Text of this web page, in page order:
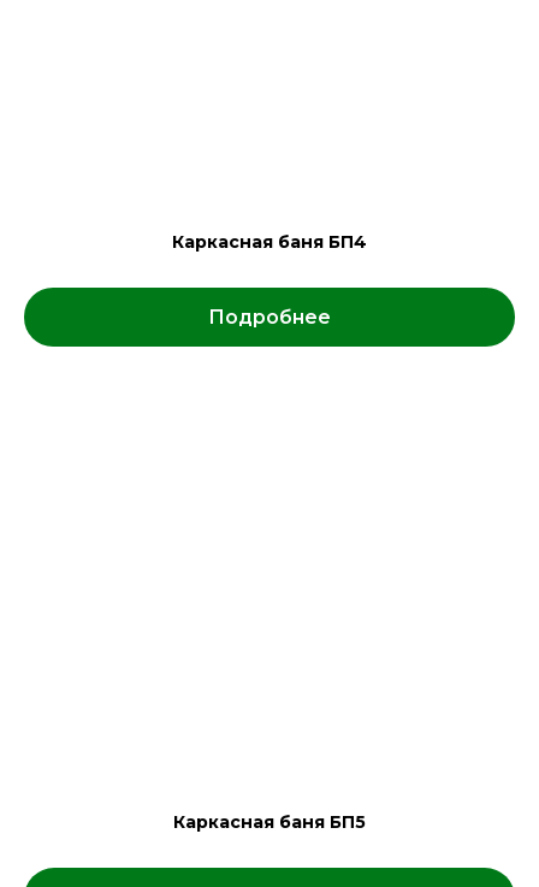
Каркасная баня БП4
Подробнее
Каркасная баня БП5